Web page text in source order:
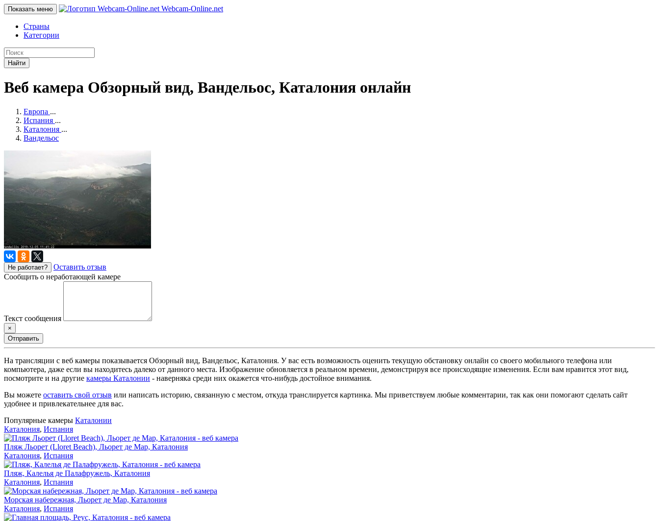
Показать меню Webcam-Online.net
Страны
Категории
Найти
Веб камера Обзорный вид, Вандельос, Каталония онлайн
Европа ...
Испания ...
Каталония ...
Вандельос
Не работает?
Оставить отзыв
Сообщить о неработающей камере
Текст сообщения
×
Отправить
На трансляции с веб камеры показывается Обзорный вид, Вандельос, Каталония. У вас есть возможность оценить текущую обстановку онлайн со своего мобильного телефона или
компьютера, даже если вы находитесь далеко от данного места. Изображение обновляется в реальном времени, демонстрируя все происходящие изменения. Если вам нравится этот вид,
посмотрите и на другие камеры Каталонии - наверняка среди них окажется что-нибудь достойное внимания.
Вы можете оставить свой отзыв или написать историю, связанную с местом, откуда транслируется картинка. Мы приветствуем любые комментарии, так как они помогают сделать сайт
удобнее и привлекательнее для вас.
Популярные камеры Каталонии
Каталония, Испания
Пляж Льорет (Lloret Beach), Льорет де Мар, Каталония
Каталония, Испания
Пляж, Калелья де Палафружель, Каталония
Каталония, Испания
Морская набережная, Льорет де Мар, Каталония
Каталония, Испания